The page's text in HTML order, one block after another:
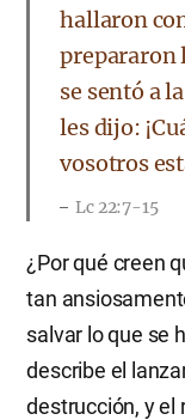
hallaron
prepararon
se sentó a
les dijo:
vosotros
Lc 22:7-15
¿Por qué creen
tan
salvar lo que se
describe el
destrucción, y el